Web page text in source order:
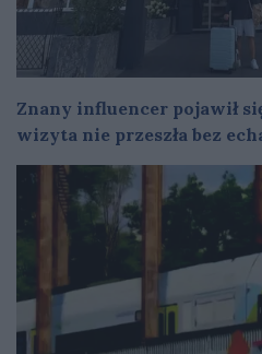
Znany influencer pojawił
wizyta nie przeszła bez